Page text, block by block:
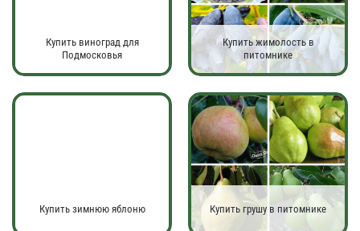
Купить виноград для
Подмосковья
Купить жимолость в
питомнике
Купить зимнюю яблоню Купить грушу в питомнике